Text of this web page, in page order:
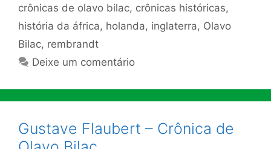
crônicas de olavo bilac, crônicas históricas,
história da áfrica, holanda, inglaterra, Olavo
Bilac, rembrandt
Deixe um comentário
Gustave Flaubert – Crônica de